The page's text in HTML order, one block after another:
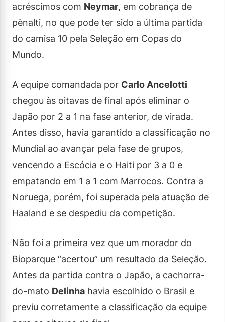
acréscimos com Neymar, em cobrança de
pênalti, no que pode ter sido a última partida
do camisa 10 pela Seleção em Copas do
Mundo.
A equipe comandada por Carlo Ancelotti
chegou às oitavas de final após eliminar o
Japão por 2 a 1 na fase anterior, de virada.
Antes disso, havia garantido a classificação no
Mundial ao avançar pela fase de grupos,
vencendo a Escócia e o Haiti por 3 a 0 e
empatando em 1 a 1 com Marrocos. Contra a
Noruega, porém, foi superada pela atuação de
Haaland e se despediu da competição.
Não foi a primeira vez que um morador do
Bioparque “acertou” um resultado da Seleção.
Antes da partida contra o Japão, a cachorra-
do-mato Delinha havia escolhido o Brasil e
previu corretamente a classificação da equipe